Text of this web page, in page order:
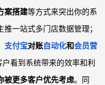
案搭建等方式来突出你的系
一站式多门店数据管理；
支付宝对账自动化和会员营
看到系统带来的效率和利
被更多客户优先考虑。同